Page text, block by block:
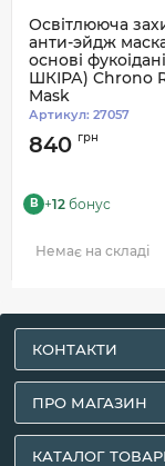
Освітлююча
анти-эйдж
основі
ШКІРА) Chrono
Mask
Артикул: 27057
840 грн
B +12 бонус
Немає на складі
КОНТАКТИ
ПРО МАГАЗИН
КАТАЛОГ